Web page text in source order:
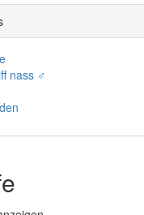
nass ♂